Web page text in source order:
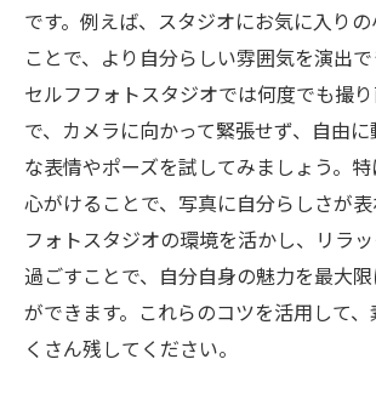
です。例えば、スタジオにお気に入り
ことで、より自分らしい雰囲気を演出で
セルフフォトスタジオでは何度でも撮
で、カメラに向かって緊張せず、自由
な表情やポーズを試してみましょう。
心がけることで、写真に自分らしさが
フォトスタジオの環境を活かし、リラ
過ごすことで、自分自身の魅力を最大
ができます。これらのコツを活用して
くさん残してください。